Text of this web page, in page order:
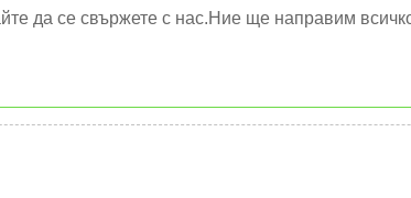
да се свържете с нас.Ние ще направим